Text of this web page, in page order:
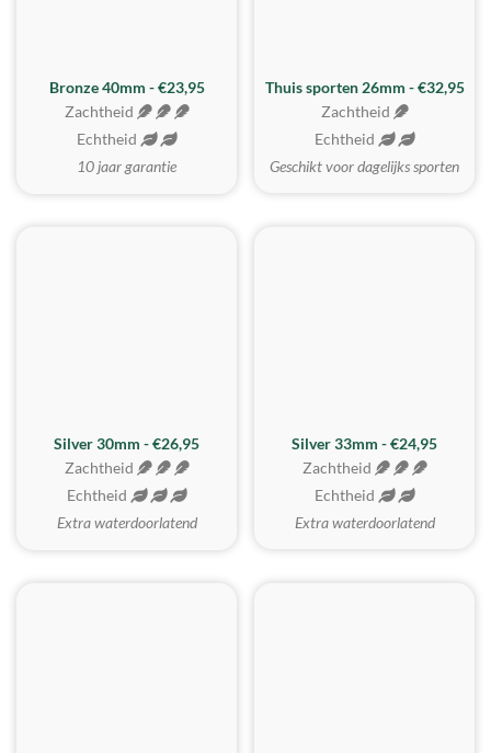
Bronze 40mm - €23,95
Zachtheid
Echtheid
10 jaar garantie
Thuis sporten 26mm - €32,95
Zachtheid
Echtheid
Geschikt voor dagelijks sporten
Silver 30mm - €26,95
Zachtheid
Echtheid
Extra waterdoorlatend
Silver 33mm - €24,95
Zachtheid
Echtheid
Extra waterdoorlatend